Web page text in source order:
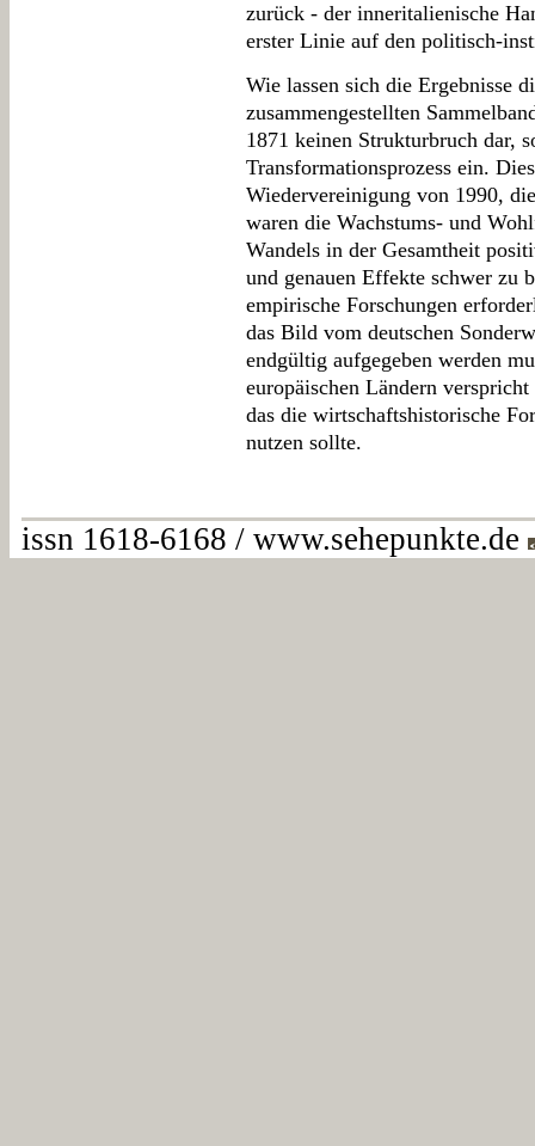
zurück - der inneritalienische
erster Linie auf den politisch-
Wie lassen sich die Ergebnisse
zusammengestellten
1871 keinen Strukturbruch dar,
Transformationsprozess ein.
Wiedervereinigung von 1990,
waren die Wachstums- und
Wandels in der Gesamtheit
und genauen Effekte schwer zu
empirische Forschungen
das Bild vom deutschen
endgültig aufgegeben werden
europäischen Ländern
das die wirtschaftshistorische
nutzen sollte.
issn 1618-6168 / www.sehepunkte.de